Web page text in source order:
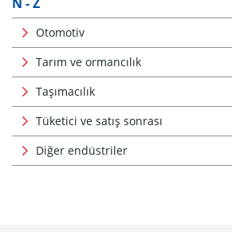
Otomotiv
Tarım ve ormancılık
Taşımacılık
Tüketici ve satış sonrası
Diğer endüstriler